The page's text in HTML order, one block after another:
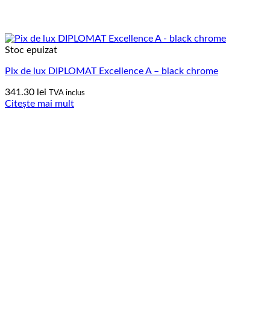
Stoc epuizat
Pix de lux DIPLOMAT Excellence A – black chrome
341.30 lei TVA inclus
Citește mai mult